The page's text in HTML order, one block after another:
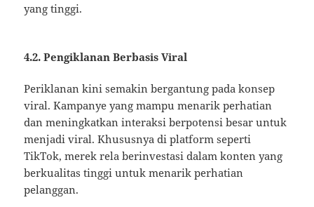
yang tinggi.
4.2. Pengiklanan Berbasis Viral
Periklanan kini semakin bergantung pada konsep
viral. Kampanye yang mampu menarik perhatian
dan meningkatkan interaksi berpotensi besar untuk
menjadi viral. Khususnya di platform seperti
TikTok, merek rela berinvestasi dalam konten yang
berkualitas tinggi untuk menarik perhatian
pelanggan.